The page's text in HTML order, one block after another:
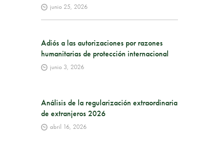
junio 25, 2026
Adiós a las autorizaciones por razones
humanitarias de protección internacional
junio 3, 2026
Análisis de la regularización extraordinaria
de extranjeros 2026
abril 16, 2026